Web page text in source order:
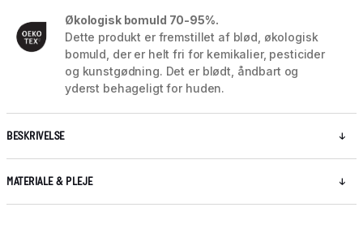
Økologisk bomuld 70-95%.
Dette produkt er fremstillet af blød, økologisk
bomuld, der er helt fri for kemikalier, pesticider
og kunstgødning. Det er blødt, åndbart og
yderst behageligt for huden.
BESKRIVELSE
MATERIALE & PLEJE